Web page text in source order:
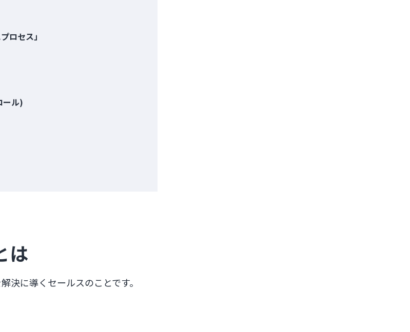
ロセス」
ール)
は
決に導くセールスのことです。